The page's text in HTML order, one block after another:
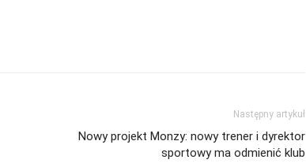
Następny artykuł
Nowy projekt Monzy: nowy trener i dyrektor
sportowy ma odmienić klub